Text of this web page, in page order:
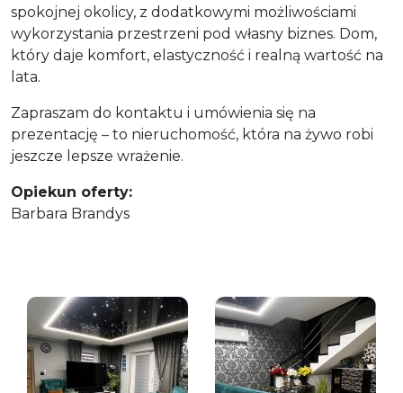
spokojnej okolicy, z dodatkowymi możliwościami
wykorzystania przestrzeni pod własny biznes. Dom,
który daje komfort, elastyczność i realną wartość na
lata.
Zapraszam do kontaktu i umówienia się na
prezentację – to nieruchomość, która na żywo robi
jeszcze lepsze wrażenie.
Opiekun oferty:
Barbara Brandys